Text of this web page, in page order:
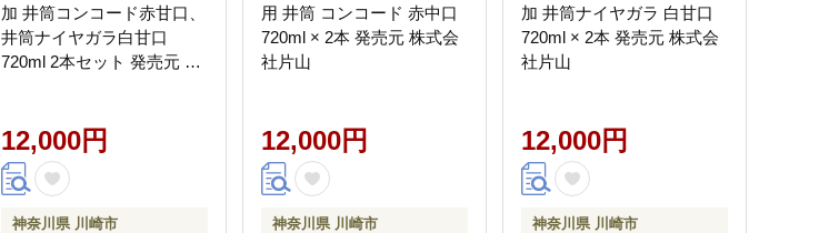
加 井筒コンコード赤甘口、
井筒ナイヤガラ白甘口
720ml 2本セット 発売元 株
12,000円
神奈川県 川崎市
用 井筒 コンコード 赤中口
720ml × 2本 発売元 株式会
社片山
12,000円
神奈川県 川崎市
加 井筒ナイヤガラ 白甘口
720ml × 2本 発売元 株式会
社片山
12,000円
神奈川県 川崎市